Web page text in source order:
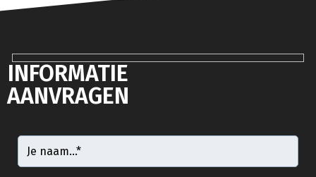
INFORMATIE
AANVRAGEN